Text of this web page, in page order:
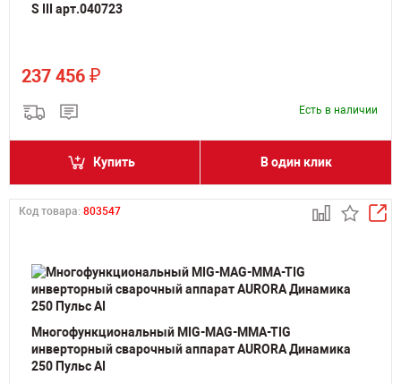
S III арт.040723
237 456 ₽
Есть в наличии
Купить В один клик
Код товара: 803547
Многофункциональный MIG-MAG-MMA-TIG
инверторный сварочный аппарат AURORA Динамика
250 Пульс AI